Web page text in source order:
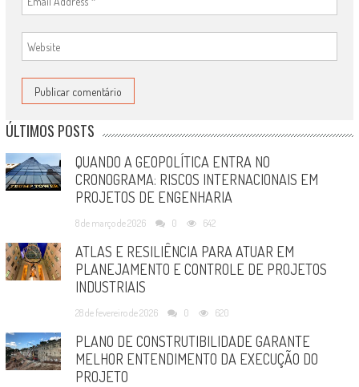
ÚLTIMOS POSTS
QUANDO A GEOPOLÍTICA ENTRA NO
CRONOGRAMA: RISCOS INTERNACIONAIS EM
PROJETOS DE ENGENHARIA
8 de março de 2026 0 642
ATLAS E RESILIÊNCIA PARA ATUAR EM
PLANEJAMENTO E CONTROLE DE PROJETOS
INDUSTRIAIS
28 de fevereiro de 2026 0 620
PLANO DE CONSTRUTIBILIDADE GARANTE
MELHOR ENTENDIMENTO DA EXECUÇÃO DO
PROJETO